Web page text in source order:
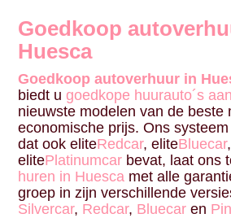
Goedkoop
Huesca
Goedkoop autoverhuur in
biedt ugoedkope huurauto´s
nieuwste modelen van de beste
economische prijs. Ons
dat ook eliteRedcar, eliteBluecar
elitePlatinumcar bevat, laat ons
huren in Huesca met alle
groep in zijn verschillende
Silvercar, Redcar, Bluecar en